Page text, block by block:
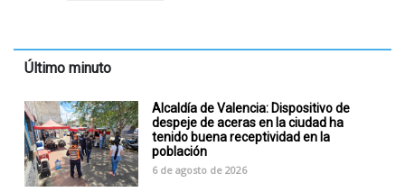
Último minuto
Alcaldía de Valencia: Dispositivo de
despeje de aceras en la ciudad ha
tenido buena receptividad en la
población
6 de agosto de 2026